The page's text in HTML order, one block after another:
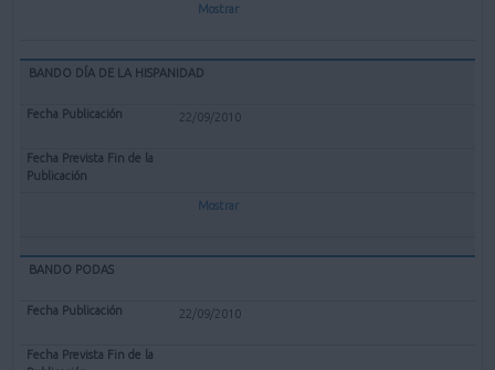
Mostrar
BANDO DÍA DE LA HISPANIDAD
22/09/2010
Mostrar
BANDO PODAS
22/09/2010